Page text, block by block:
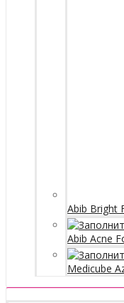
Abib Bright
Abib Acne
Medicube